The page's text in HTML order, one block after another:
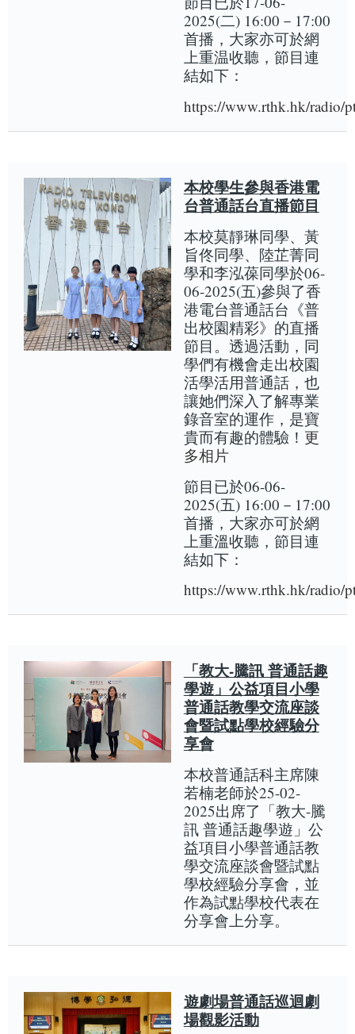
2025(二) 16:00－17:00
首播，大家亦可於網
上重温收聽，節目連
結如下：
https://www.rthk.hk/radio/
本校學生參與香港電
台普通話台直播節目
本校莫靜琳同學、黃
旨佟同學、陸芷菁同
學和李泓葆同學於06-
06-2025(五)參與了香
港電台普通話台《普
出校園精彩》的直播
節目。透過活動，同
學們有機會走出校園
活學活用普通話，也
讓她們深入了解專業
錄音室的運作，是寶
貴而有趣的體驗！ 更
多相片
節目已於06-06-
2025(五) 16:00－17:00
首播，大家亦可於網
上重溫收聽，節目連
結如下：
https://www.rthk.hk/radio/
「教大-騰訊 普通話趣
學遊」公益項目小學
普通話教學交流座談
會暨試點學校經驗分
享會
本校普通話科主席陳
若楠老師於25-02-
2025出席了「教大-騰
訊 普通話趣學遊」公
益項目小學普通話教
學交流座談會暨試點
學校經驗分享會，並
作為試點學校代表在
分享會上分享。
遊劇場普通話巡迴劇
場觀影活動